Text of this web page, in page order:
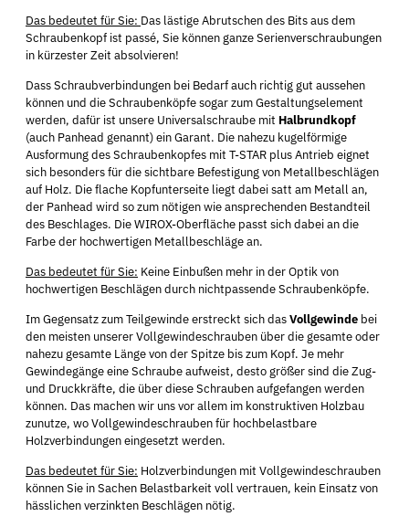
Das bedeutet für Sie: Das lästige Abrutschen des Bits aus dem
Schraubenkopf ist passé, Sie können ganze Serienverschraubungen
in kürzester Zeit absolvieren!
Dass Schraubverbindungen bei Bedarf auch richtig gut aussehen
können und die Schraubenköpfe sogar zum Gestaltungselement
werden, dafür ist unsere Universalschraube mit Halbrundkopf
(auch Panhead genannt) ein Garant. Die nahezu kugelförmige
Ausformung des Schraubenkopfes mit T-STAR plus Antrieb eignet
sich besonders für die sichtbare Befestigung von Metallbeschlägen
auf Holz. Die flache Kopfunterseite liegt dabei satt am Metall an,
der Panhead wird so zum nötigen wie ansprechenden Bestandteil
des Beschlages. Die WIROX-Oberfläche passt sich dabei an die
Farbe der hochwertigen Metallbeschläge an.
Das bedeutet für Sie: Keine Einbußen mehr in der Optik von
hochwertigen Beschlägen durch nichtpassende Schraubenköpfe.
Im Gegensatz zum Teilgewinde erstreckt sich dasVollgewinde bei
den meisten unserer Vollgewindeschrauben über die gesamte oder
nahezu gesamte Länge von der Spitze bis zum Kopf. Je mehr
Gewindegänge eine Schraube aufweist, desto größer sind die Zug-
und Druckkräfte, die über diese Schrauben aufgefangen werden
können. Das machen wir uns vor allem im konstruktiven Holzbau
zunutze, wo Vollgewindeschrauben für hochbelastbare
Holzverbindungen eingesetzt werden.
Das bedeutet für Sie: Holzverbindungen mit Vollgewindeschrauben
können Sie in Sachen Belastbarkeit voll vertrauen, kein Einsatz von
hässlichen verzinkten Beschlägen nötig.